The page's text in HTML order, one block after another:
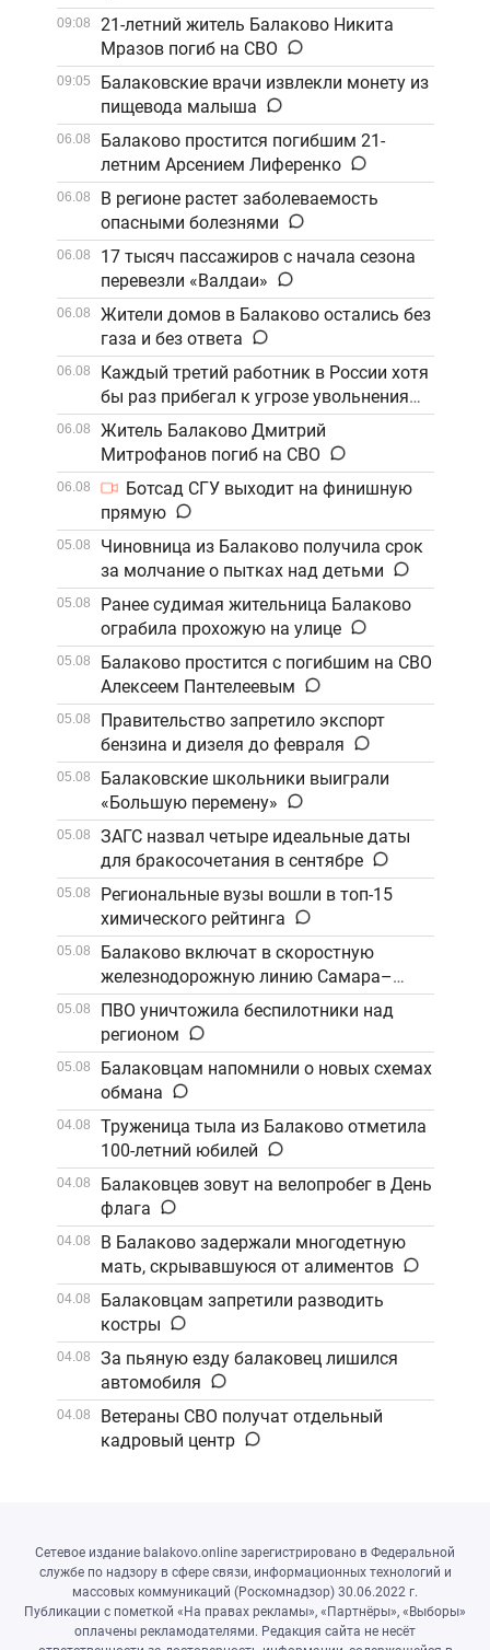
09:08
21-летний житель Балаково Никита
Мразов погиб на СВО
09:05
Балаковские врачи извлекли монету из
пищевода малыша
06.08
Балаково простится погибшим 21-
летним Арсением Лиференко
06.08
В регионе растет заболеваемость
опасными болезнями
06.08
17 тысяч пассажиров с начала сезона
перевезли «Валдаи»
06.08
Жители домов в Балаково остались без
газа и без ответа
06.08
Каждый третий работник в России хотя
бы раз прибегал к угрозе увольнения
06.08
Житель Балаково Дмитрий
Митрофанов погиб на СВО
06.08
Ботсад СГУ выходит на финишную
прямую
05.08
Чиновница из Балаково получила срок
за молчание о пытках над детьми
05.08
Ранее судимая жительница Балаково
ограбила прохожую на улице
05.08
Балаково простится с погибшим на СВО
Алексеем Пантелеевым
05.08
Правительство запретило экспорт
бензина и дизеля до февраля
05.08
Балаковские школьники выиграли
«Большую перемену»
05.08
ЗАГС назвал четыре идеальные даты
для бракосочетания в сентябре
05.08
Региональные вузы вошли в топ-15
химического рейтинга
05.08
Балаково включат в скоростную
железнодорожную линию Самара–
Саратов
05.08
ПВО уничтожила беспилотники над
регионом
05.08
Балаковцам напомнили о новых схемах
обмана
04.08
Труженица тыла из Балаково отметила
100-летний юбилей
04.08
Балаковцев зовут на велопробег в День
флага
04.08
В Балаково задержали многодетную
мать, скрывавшуюся от алиментов
04.08
Балаковцам запретили разводить
костры
04.08
За пьяную езду балаковец лишился
автомобиля
04.08
Ветераны СВО получат отдельный
кадровый центр
Сетевое издание balakovo.online зарегистрировано в Федеральной
службе по надзору в сфере связи, информационных технологий и
массовых коммуникаций (Роскомнадзор) 30.06.2022 г.
Публикации с пометкой «На правах рекламы», «Партнёры», «Выборы»
оплачены рекламодателями. Редакция сайта не несёт